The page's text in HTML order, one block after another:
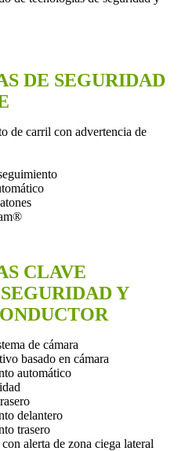
DE SEGURIDAD
de carril con advertencia de
CLAVE
Y
de cámara
basado en cámara
automático
delantero
trasero
alerta de zona ciega lateral